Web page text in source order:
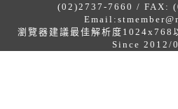
(02)2737-7660 / FAX:
Email:
瀏覽器建議最佳解析度
Since 2012/